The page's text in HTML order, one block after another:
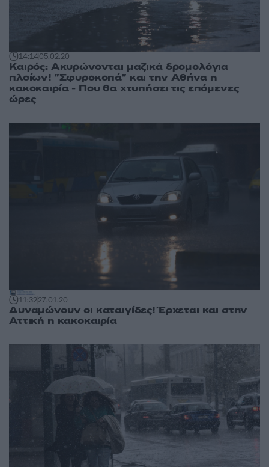
14:1405.02.20
Καιρός: Ακυρώνονται μαζικά δρομολόγια
πλοίων! "Σφυροκοπά" και την Αθήνα η
κακοκαιρία - Που θα χτυπήσει τις επόμενες
ώρες
11:3227.01.20
Δυναμώνουν οι καταιγίδες! Έρχεται και στην
Αττική η κακοκαιρία